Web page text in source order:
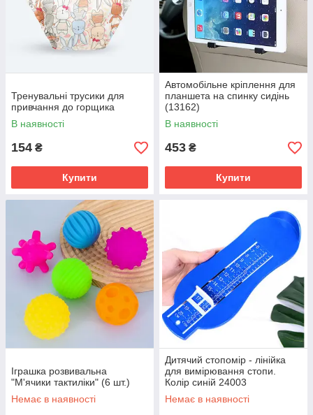
Тренувальні трусики для
привчання до горщика
В наявності
154 ₴
Купити
Автомобільне кріплення для
планшета на спинку сидінь
(13162)
В наявності
453 ₴
Купити
Іграшка розвивальна
"М'ячики тактиліки" (6 шт.)
Немає в наявності
Дитячий стопомір - лінійка
для вимірювання стопи.
Колір синій 24003
Немає в наявності